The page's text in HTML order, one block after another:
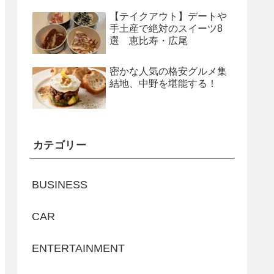
【テイクアウト】デートや
手土産で絶対のスイーツ8
選 恵比寿・広尾
密かな人気の格安グルメ集
結地、中野を堪能する！
カテゴリー
BUSINESS
CAR
ENTERTAINMENT